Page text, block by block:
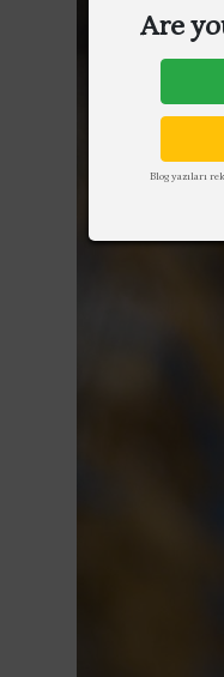
Are
Blog yazıları